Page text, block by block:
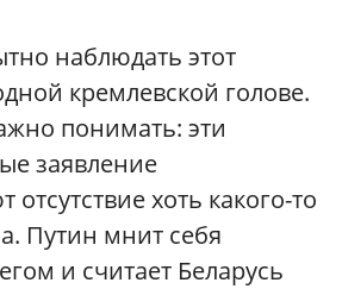
наблюдать этот
кремлевской голове.
понимать: эти
заявление
хоть какого-то
Путин мнит себя
и считает Беларусь